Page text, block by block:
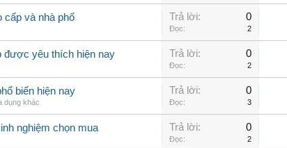
cấp và nhà phố Trả lời: 0
Đọc: 2
được yêu thích hiện nay Trả lời: 0
Đọc: 2
biến hiện nay
dụng khác
Trả lời: 0
Đọc: 3
nghiệm chọn mua Trả lời: 0
Đọc: 2